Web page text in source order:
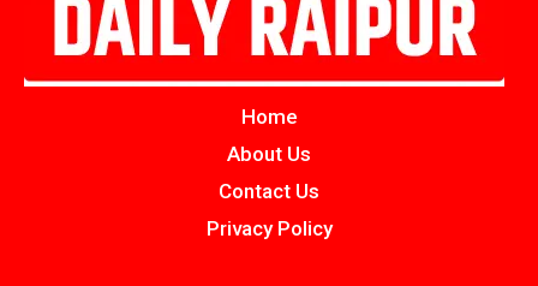
Home
About Us
Contact Us
Privacy Policy